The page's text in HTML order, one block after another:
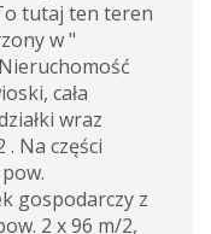
tutaj ten teren
w "
Nieruchomość
cała
wraz
Na części
gospodarczy z
2 x 96 m/2,